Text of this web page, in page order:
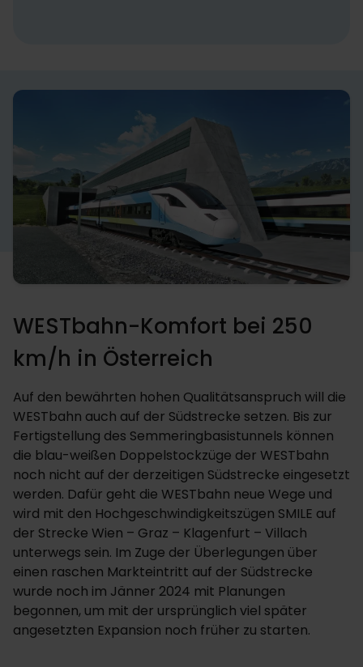
WESTbahn-Komfort bei 250
km/h in Österreich
Auf den bewährten hohen Qualitätsanspruch will die
WESTbahn auch auf der Südstrecke setzen. Bis zur
Fertigstellung des Semmeringbasistunnels können
die blau-weißen Doppelstockzüge der WESTbahn
noch nicht auf der derzeitigen Südstrecke eingesetzt
werden. Dafür geht die WESTbahn neue Wege und
wird mit den Hochgeschwindigkeitszügen SMILE auf
der Strecke Wien – Graz – Klagenfurt – Villach
unterwegs sein. Im Zuge der Überlegungen über
einen raschen Markteintritt auf der Südstrecke
wurde noch im Jänner 2024 mit Planungen
begonnen, um mit der ursprünglich viel später
angesetzten Expansion noch früher zu starten.